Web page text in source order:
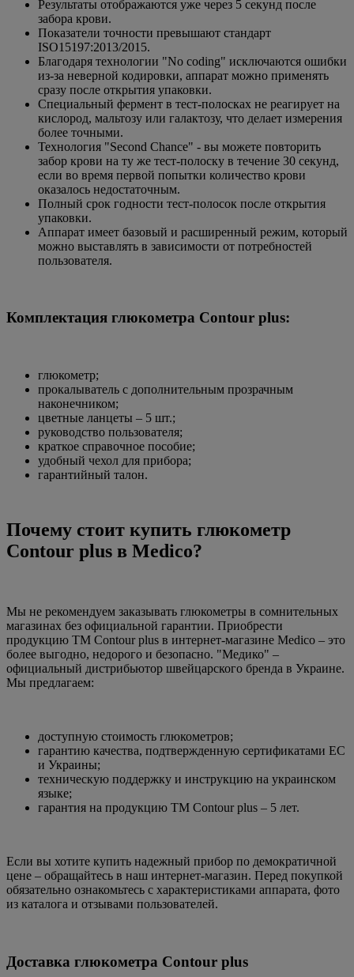
Результаты отображаются уже через 5 секунд после
забора крови.
Показатели точности превышают стандарт
ISO15197:2013/2015.
Благодаря технологии "No coding" исключаются ошибки
из-за неверной кодировки, аппарат можно применять
сразу после открытия упаковки.
Специальный фермент в тест-полосках не реагирует на
кислород, мальтозу или галактозу, что делает измерения
более точными.
Технология "Second Chance" - вы можете повторить
забор крови на ту же тест-полоску в течение 30 секунд,
если во время первой попытки количество крови
оказалось недостаточным.
Полный срок годности тест-полосок после открытия
упаковки.
Аппарат имеет базовый и расширенный режим, который
можно выставлять в зависимости от потребностей
пользователя.
Комплектация глюкометра Contour plus:
глюкометр;
прокалыватель с дополнительным прозрачным
наконечником;
цветные ланцеты – 5 шт.;
руководство пользователя;
краткое справочное пособие;
удобный чехол для прибора;
гарантийный талон.
Почему стоит купить глюкометр
Contour plus в Medico?
Мы не рекомендуем заказывать глюкометры в сомнительных
магазинах без официальной гарантии. Приобрести
продукцию ТМ Contour plus в интернет-магазине Medico – это
более выгодно, недорого и безопасно. "Медико" –
официальный дистрибьютор швейцарского бренда в Украине.
Мы предлагаем:
доступную стоимость глюкометров;
гарантию качества, подтвержденную сертификатами ЕС
и Украины;
техническую поддержку и инструкцию на украинском
языке;
гарантия на продукцию ТМ Contour plus – 5 лет.
Если вы хотите купить надежный прибор по демократичной
цене – обращайтесь в наш интернет-магазин. Перед покупкой
обязательно ознакомьтесь с характеристиками аппарата, фото
из каталога и отзывами пользователей.
Доставка глюкометра Contour plus